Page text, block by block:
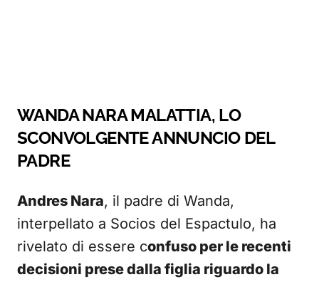
WANDA NARA MALATTIA, LO
SCONVOLGENTE ANNUNCIO DEL
PADRE
Andres Nara, il padre di Wanda,
interpellato a Socios del Espactulo, ha
rivelato di essere confuso per le recenti
decisioni prese dalla figlia riguardo la